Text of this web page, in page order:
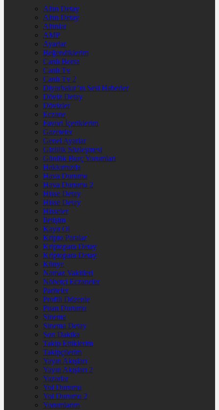
Altın Detay
Altın Detay
Altınlar
AMP
Ayarlar
Beğendiklerim
Canlı Borsa
Canlı Tv
Canlı Tv 2
Diyarbakır’ın Sesi Haberler
Döviz Detay
Dövizler
Eczane
Favori İçeriklerim
Gazeteler
Genel Ayarlar
Gizlilik Sözleşmesi
Günlük Burç Yorumları
Hakkımızda
Hava Durumu
Hava Durumu 2
Hisse Detay
Hisse Detay
Hisseler
İletişim
Kayıt Ol
Kripto Paralar
Kriptopara Detay
Kriptopara Detay
Künye
Namaz Vakitleri
Nöbetçi Eczaneler
Pariteler
Profili Düzenle
Puan Durumu
Sinema
Sinema Detay
Son Dakika
Takip Ettiklerim
Takipçilerim
Yayın Akışları
Yayın Akışları 2
Yazarlar
Yol Durumu
Yol Durumu 2
Yorumlarım